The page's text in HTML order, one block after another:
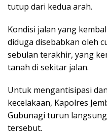
tutup dari kedua arah.
Kondisi jalan yang
diduga disebabkan oleh
sebulan terakhir, yang
tanah di sekitar jalan.
Untuk mengantisipasi
kecelakaan, Kapolres
Gubunagi turun
tersebut.